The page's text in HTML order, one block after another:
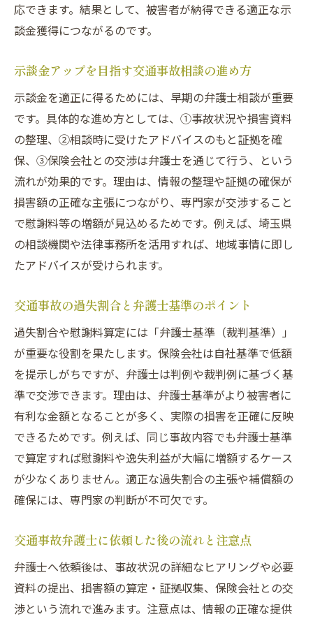
応できます。結果として、被害者が納得できる適正な示
談金獲得につながるのです。
示談金アップを目指す交通事故相談の進め方
示談金を適正に得るためには、早期の弁護士相談が重要
です。具体的な進め方としては、①事故状況や損害資料
の整理、②相談時に受けたアドバイスのもと証拠を確
保、③保険会社との交渉は弁護士を通じて行う、という
流れが効果的です。理由は、情報の整理や証拠の確保が
損害額の正確な主張につながり、専門家が交渉すること
で慰謝料等の増額が見込めるためです。例えば、埼玉県
の相談機関や法律事務所を活用すれば、地域事情に即し
たアドバイスが受けられます。
交通事故の過失割合と弁護士基準のポイント
過失割合や慰謝料算定には「弁護士基準（裁判基準）」
が重要な役割を果たします。保険会社は自社基準で低額
を提示しがちですが、弁護士は判例や裁判例に基づく基
準で交渉できます。理由は、弁護士基準がより被害者に
有利な金額となることが多く、実際の損害を正確に反映
できるためです。例えば、同じ事故内容でも弁護士基準
で算定すれば慰謝料や逸失利益が大幅に増額するケース
が少なくありません。適正な過失割合の主張や補償額の
確保には、専門家の判断が不可欠です。
交通事故弁護士に依頼した後の流れと注意点
弁護士へ依頼後は、事故状況の詳細なヒアリングや必要
資料の提出、損害額の算定・証拠収集、保険会社との交
渉という流れで進みます。注意点は、情報の正確な提供